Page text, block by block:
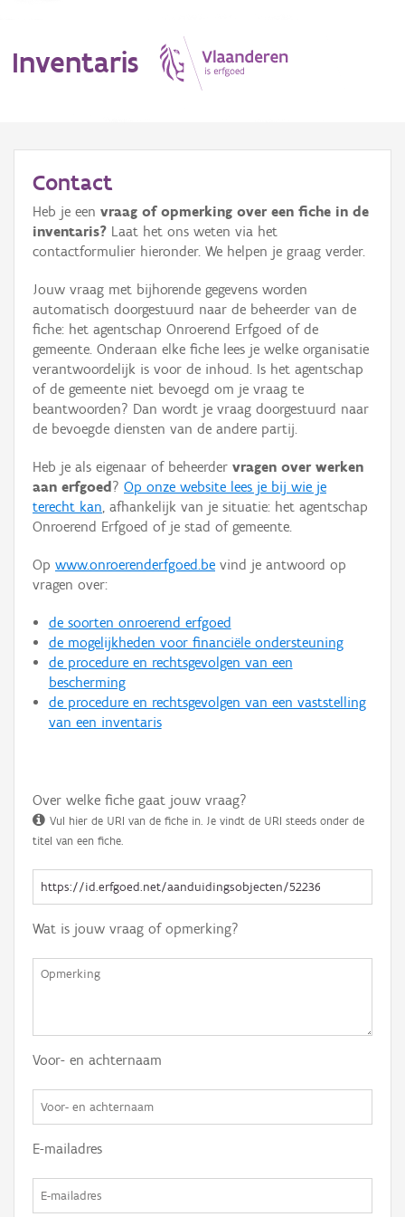
Inventaris
Erfgoedobject
Aanduidingsobject
Waarneming
Thema
Gebeurtenis
Persoon of collectief
Hergebruik
Aanmelden
Contact
Heb je een vraag of opmerking over een fiche in de
inventaris? Laat het ons weten via het
contactformulier hieronder. We helpen je graag verder.
Jouw vraag met bijhorende gegevens worden
automatisch doorgestuurd naar de beheerder van de
fiche: het agentschap Onroerend Erfgoed of de
gemeente. Onderaan elke fiche lees je welke organisatie
verantwoordelijk is voor de inhoud. Is het agentschap
of de gemeente niet bevoegd om je vraag te
beantwoorden? Dan wordt je vraag doorgestuurd naar
de bevoegde diensten van de andere partij.
Heb je als eigenaar of beheerder vragen over werken
aan erfgoed ? Op onze website lees je bij wie je
terecht kan, afhankelijk van je situatie: het agentschap
Onroerend Erfgoed of je stad of gemeente.
Op www.onroerenderfgoed.be vind je antwoord op
vragen over:
de soorten onroerend erfgoed
de mogelijkheden voor financiële ondersteuning
de procedure en rechtsgevolgen van een
bescherming
de procedure en rechtsgevolgen van een vaststelling
van een inventaris
Over welke fiche gaat jouw vraag?
Vul hier de URI van de fiche in. Je vindt de URI steeds onder de
titel van een fiche.
Wat is jouw vraag of opmerking?
Voor- en achternaam
E-mailadres